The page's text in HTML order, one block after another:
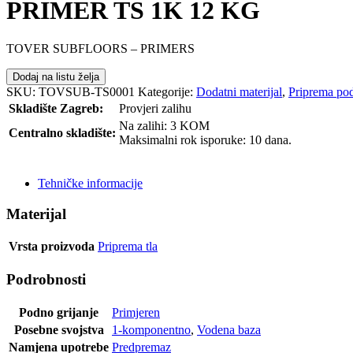
PRIMER TS 1K 12 KG
TOVER SUBFLOORS – PRIMERS
Dodaj na listu želja
SKU: TOVSUB-TS0001 Kategorije: Dodatni materijal, Priprema
Skladište Zagreb:
Provjeri zalihu
Centralno skladište:
Na zalihi: 3 KOM
Maksimalni rok isporuke: 10 dana.
Tehničke informacije
Materijal
Vrsta proizvoda Priprema tla
Podrobnosti
Podno grijanje
Primjeren
Posebne svojstva
1-komponentno, Vodena baza
Namjena upotrebe Predpremaz